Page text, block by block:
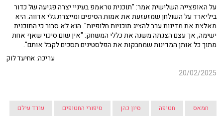
על האופצייה השלישית אמר: "תוכנית טראמפ בעיניי יצרה פגיעה של כדור
ביליארד על השולחן שמזעזעת את אמות הסיפים ומייצרת גלי אדווה. היא
מאלצת את מדינות ערב להציג תוכניות חלופיות". הוא לא סבור כי התוכנית
ישימה, אך עצם הצגתה משנה את כללי המשחק: "אין שום סיכוי שאף אחת
מתוך כל אותן המדינות שמחבקות את הפלסטינים תסכים לקבל אותם".
עריכה: אחיעד לוק
20/02/2025
חמאס חטיפה סיון כהן סיפורי החטופים עודד עילם